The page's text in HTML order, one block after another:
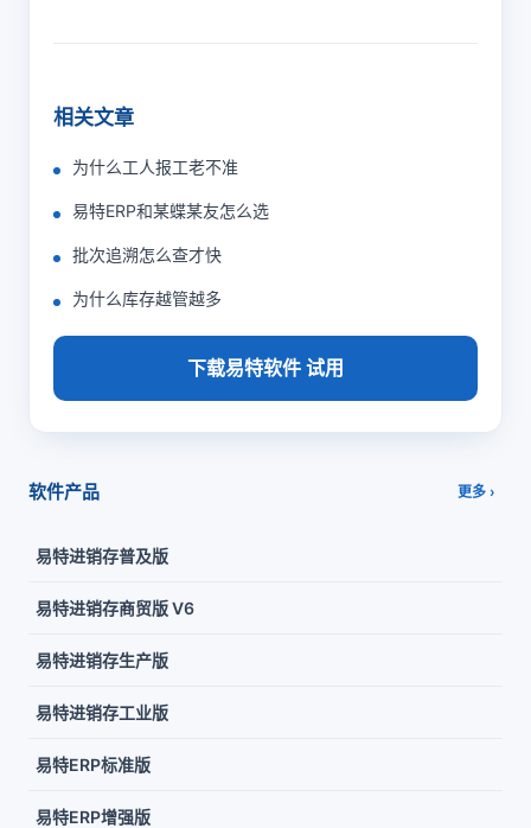
软件产品 更多 ›
易特进销存普及版
易特进销存商贸版 V6
易特进销存生产版
易特进销存工业版
易特ERP标准版
易特ERP增强版
相关文章
为什么工人报工老不准
易特ERP和某蝶某友怎么选
批次追溯怎么查才快
为什么库存越管越多
下载易特软件 试用